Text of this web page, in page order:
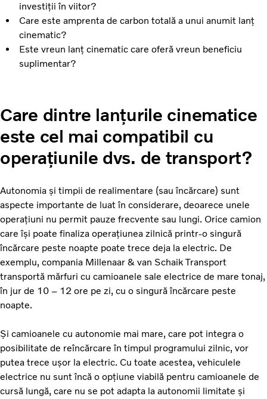
investiții în viitor?
Care este amprenta de carbon totală a unui anumit lanț
cinematic?
Este vreun lanț cinematic care oferă vreun beneficiu
suplimentar?
Care dintre lanțurile cinematice
este cel mai compatibil cu
operațiunile dvs. de transport?
Autonomia și timpii de realimentare (sau încărcare) sunt
aspecte importante de luat în considerare, deoarece unele
operațiuni nu permit pauze frecvente sau lungi. Orice camion
care își poate finaliza operațiunea zilnică printr-o singură
încărcare peste noapte poate trece deja la electric. De
exemplu, compania Millenaar & van Schaik Transport
transportă mărfuri cu camioanele sale electrice de mare tonaj,
în jur de 10 – 12 ore pe zi, cu o singură încărcare peste
noapte.
Și camioanele cu autonomie mai mare, care pot integra o
posibilitate de reîncărcare în timpul programului zilnic, vor
putea trece ușor la electric. Cu toate acestea, vehiculele
electrice nu sunt încă o opțiune viabilă pentru camioanele de
cursă lungă, care nu se pot adapta la autonomii limitate și